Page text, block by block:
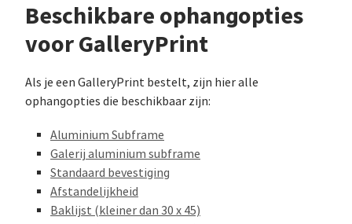
Beschikbare ophangopties
voor GalleryPrint
Als je een GalleryPrint bestelt, zijn hier alle
ophangopties die beschikbaar zijn:
Aluminium Subframe
Galerij aluminium subframe
Standaard bevestiging
Afstandelijkheid
Baklijst (kleiner dan 30 x 45)